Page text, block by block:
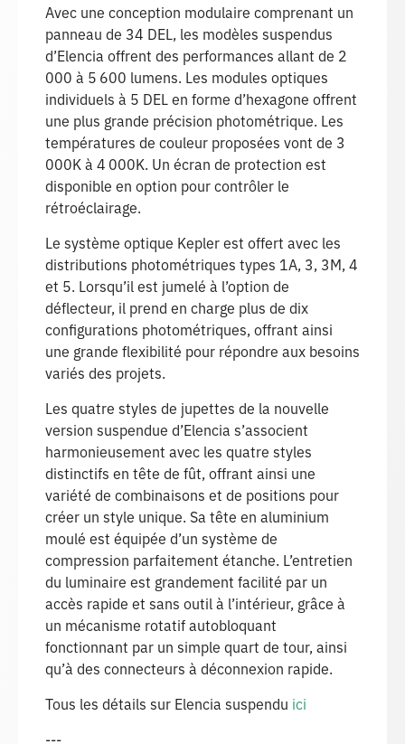
Avec une conception modulaire comprenant un
panneau de 34 DEL, les modèles suspendus
d’Elencia offrent des performances allant de 2
000 à 5 600 lumens. Les modules optiques
individuels à 5 DEL en forme d’hexagone offrent
une plus grande précision photométrique. Les
températures de couleur proposées vont de 3
000K à 4 000K. Un écran de protection est
disponible en option pour contrôler le
rétroéclairage.
Le système optique Kepler est offert avec les
distributions photométriques types 1A, 3, 3M, 4
et 5. Lorsqu’il est jumelé à l’option de
déflecteur, il prend en charge plus de dix
configurations photométriques, offrant ainsi
une grande flexibilité pour répondre aux besoins
variés des projets.
Les quatre styles de jupettes de la nouvelle
version suspendue d’Elencia s’associent
harmonieusement avec les quatre styles
distinctifs en tête de fût, offrant ainsi une
variété de combinaisons et de positions pour
créer un style unique. Sa tête en aluminium
moulé est équipée d’un système de
compression parfaitement étanche. L’entretien
du luminaire est grandement facilité par un
accès rapide et sans outil à l’intérieur, grâce à
un mécanisme rotatif autobloquant
fonctionnant par un simple quart de tour, ainsi
qu’à des connecteurs à déconnexion rapide.
Tous les détails sur Elencia suspendu ici
---